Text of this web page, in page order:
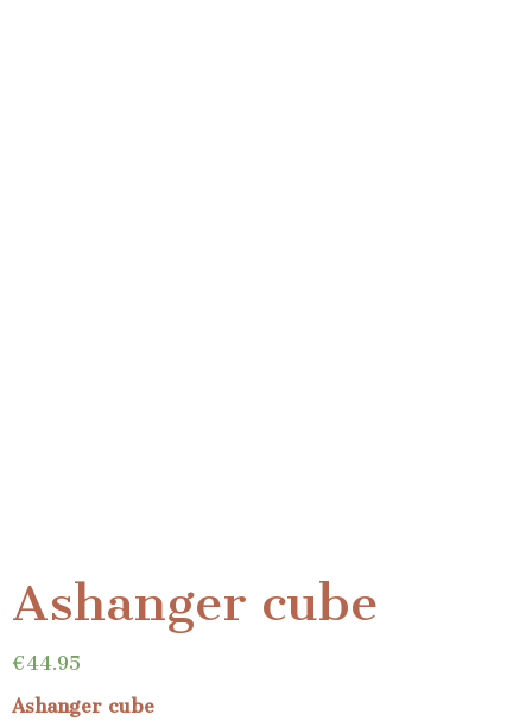
Ashanger cube
€44.95
Ashanger cube